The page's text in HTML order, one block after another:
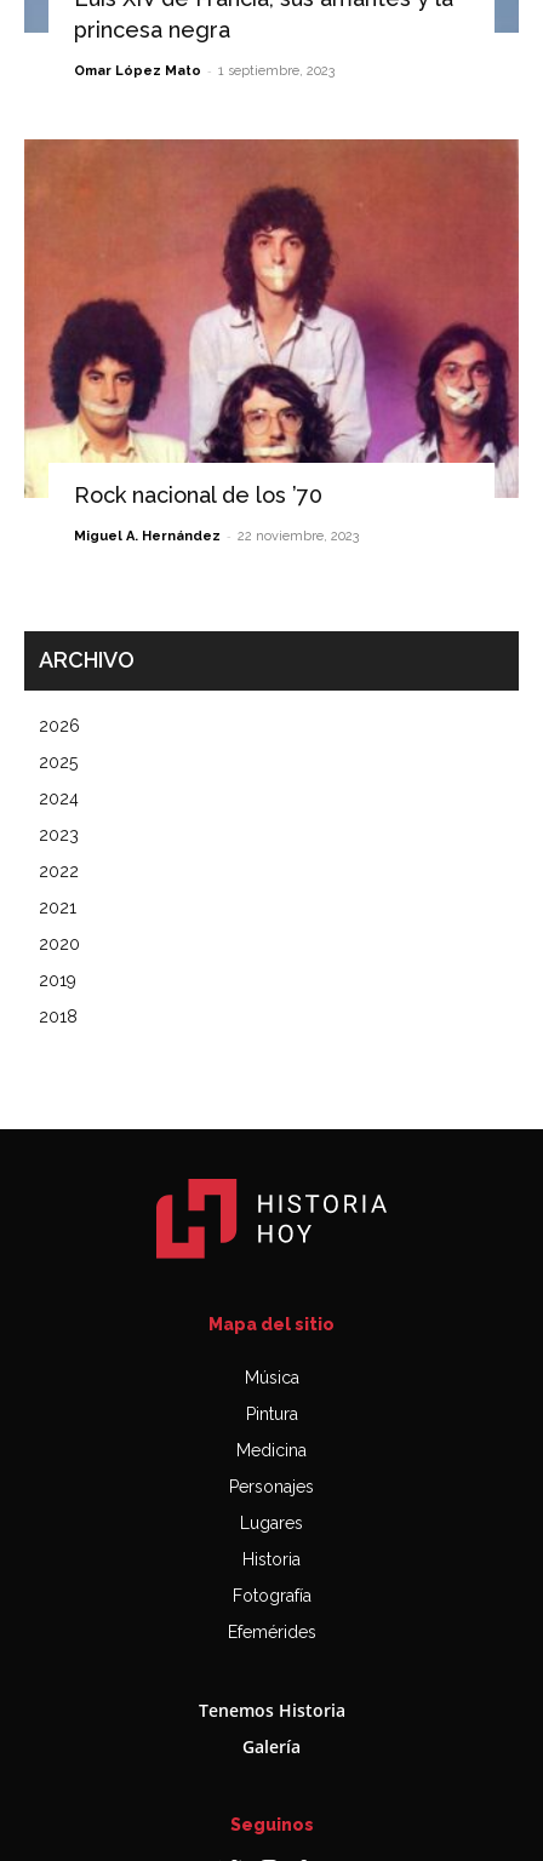
princesa negra
Omar López Mato - 1 septiembre, 2023
Rock nacional de los ’70
Miguel A. Hernández - 22 noviembre, 2023
ARCHIVO
2026
2025
2024
2023
2022
2021
2020
2019
2018
Mapa del sitio
Música
Pintura
Medicina
Personajes
Lugares
Historia
Fotografía
Efemérides
Tenemos Historia
Galería
Seguinos